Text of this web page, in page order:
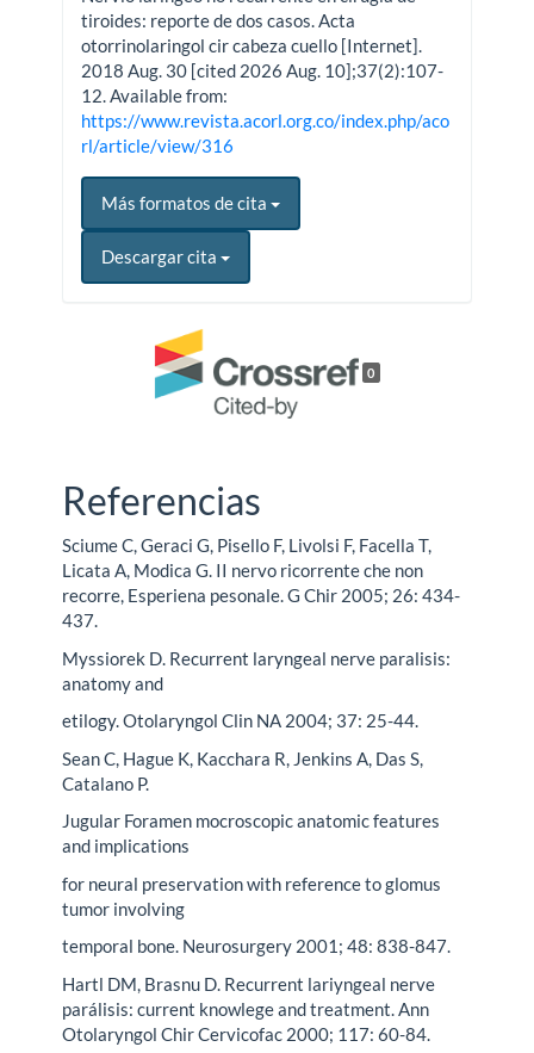
tiroides: reporte de dos casos. Acta
otorrinolaringol cir cabeza cuello [Internet].
2018 Aug. 30 [cited 2026 Aug. 10];37(2):107-
12. Available from:
https://www.revista.acorl.org.co/index.php/aco
rl/article/view/316
Más formatos de cita
Descargar cita
0
Referencias
Sciume C, Geraci G, Pisello F, Livolsi F, Facella T,
Licata A, Modica G. II nervo ricorrente che non
recorre, Esperiena pesonale. G Chir 2005; 26: 434-
437.
Myssiorek D. Recurrent laryngeal nerve paralisis:
anatomy and
etilogy. Otolaryngol Clin NA 2004; 37: 25-44.
Sean C, Hague K, Kacchara R, Jenkins A, Das S,
Catalano P.
Jugular Foramen mocroscopic anatomic features
and implications
for neural preservation with reference to glomus
tumor involving
temporal bone. Neurosurgery 2001; 48: 838-847.
Hartl DM, Brasnu D. Recurrent lariyngeal nerve
parálisis: current knowlege and treatment. Ann
Otolaryngol Chir Cervicofac 2000; 117: 60-84.